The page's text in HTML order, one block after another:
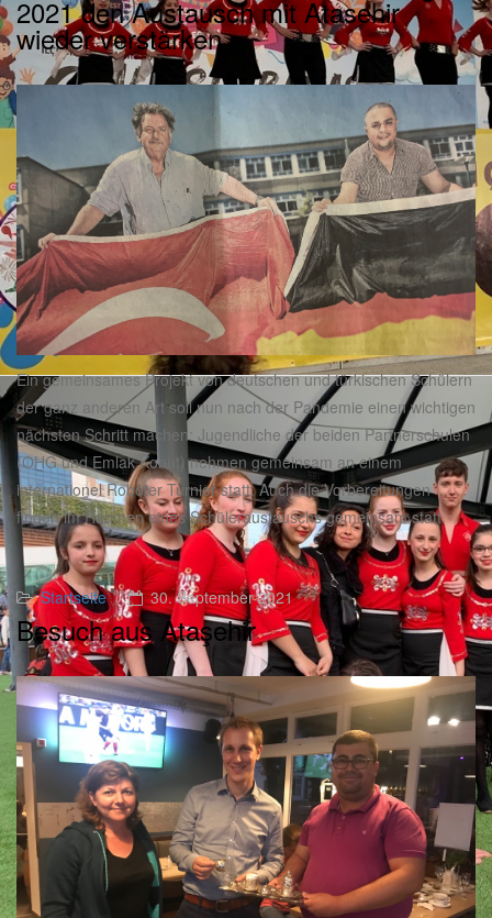
2021 den Austausch mit Atasehir
wieder verstärken
Ein gemeinsames Projekt von deutschen und türkischen Schülern
der ganz anderen Art soll nun nach der Pandemie einen wichtigen
nächsten Schritt machen: Jugendliche der beiden Partnerschulen
(OHG und Emlak Konut) nehmen gemeinsam an einem
internationel Roboter Turnier statt. Auch die Vorbereitungen
finden im Rahmen eines Schüleraustauschs gemeinsam statt.
Startseite 30. September 2021
Besuch aus Ataşehir